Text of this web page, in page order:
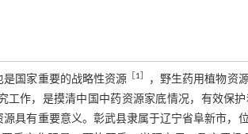
国家重要的战略性资源［ 1
，野生药用植物资
作，是摸清中国中药资源家底情况，有效保
具有重要意义。彰武县隶属于辽宁省阜新市，